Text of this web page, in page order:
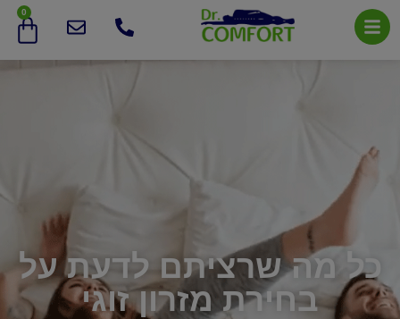
0
כל מה שרציתם לדעת על
בחירת מזרון זוגי